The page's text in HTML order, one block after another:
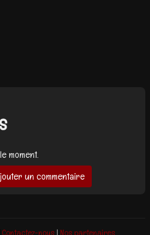
moment.
un commentaire
Contactez-nous| Nos partenaires